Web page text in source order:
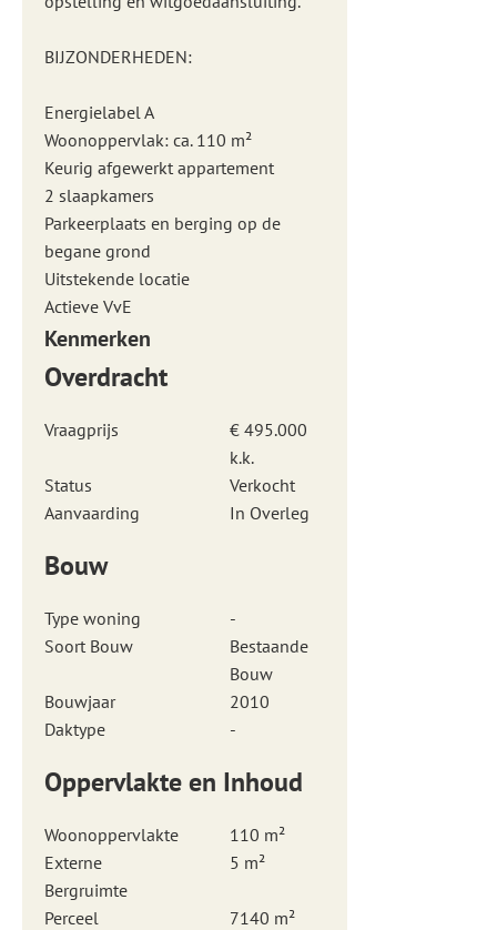
BIJZONDERHEDEN:
Energielabel A
Woonoppervlak: ca. 110 m²
Keurig afgewerkt appartement
2 slaapkamers
Parkeerplaats en berging op de
begane grond
Uitstekende locatie
Actieve VvE
Kenmerken
Overdracht
Vraagprijs
€ 495.000
k.k.
Status
Verkocht
Aanvaarding
In Overleg
Bouw
Type woning
-
Soort Bouw
Bestaande
Bouw
Bouwjaar
2010
Daktype
-
Oppervlakte en Inhoud
Woonoppervlakte
110 m²
Externe
Bergruimte
5 m²
Perceel
7140 m²